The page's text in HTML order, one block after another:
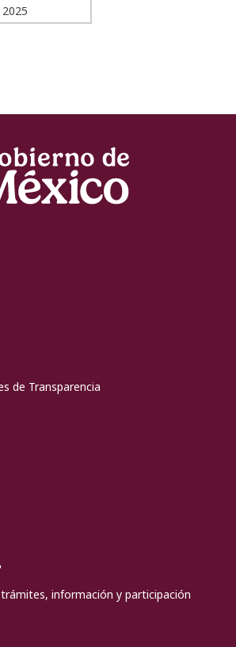
de Transparencia
información y participación